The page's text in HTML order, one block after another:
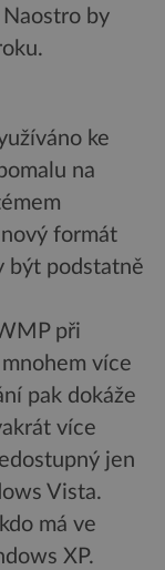
by
ke
na
formát
být podstatně
při
více
pak dokáže
více
jen
Vista.
má ve
XP.